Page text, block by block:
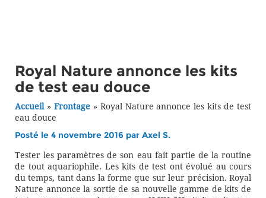
Royal Nature annonce les kits
de test eau douce
Accueil» Frontage» Royal Nature annonce les kits de test
eau douce
Posté le 4 novembre 2016 par Axel S.
Tester les paramètres de son eau fait partie de la routine
de tout aquariophile. Les kits de test ont évolué au cours
du temps, tant dans la forme que sur leur précision. Royal
Nature annonce la sortie de sa nouvelle gamme de kits de